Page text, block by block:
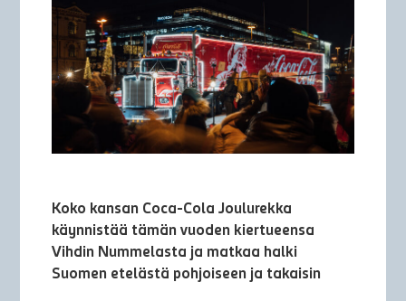
Koko kansan Coca-Cola Joulurekka
käynnistää tämän vuoden kiertueensa
Vihdin Nummelasta ja matkaa halki
Suomen etelästä pohjoiseen ja takaisin